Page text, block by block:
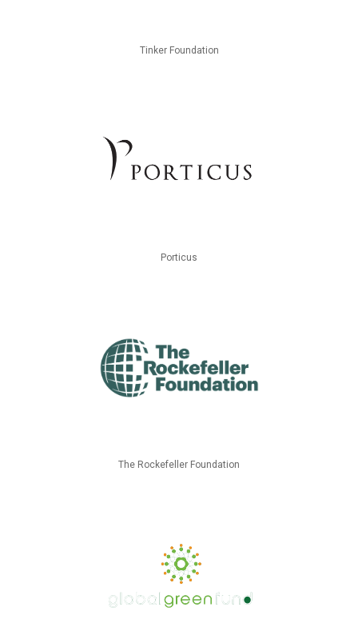
Tinker Foundation
Porticus
The Rockefeller Foundation